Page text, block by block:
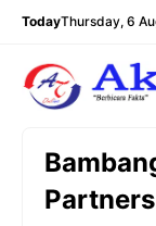
Langsung
TodayThursday, 6
Partners